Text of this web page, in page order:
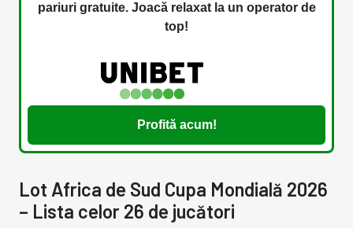
pariuri gratuite. Joacă relaxat la un operator de
top!
Profită acum!
Lot Africa de Sud Cupa Mondială 2026
– Lista celor 26 de jucători